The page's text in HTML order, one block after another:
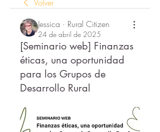
Volver
Jessica · Rural Citizen
24 de abril de 2025
[Seminario web] Finanzas
éticas, una oportunidad
para los Grupos de
Desarrollo Rural